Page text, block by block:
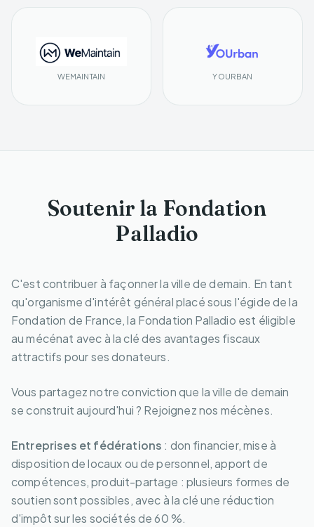
WEMAINTAIN YOURBAN
Soutenir la Fondation
Palladio
C'est contribuer à façonner la ville de demain. En tant
qu'organisme d'intérêt général placé sous l'égide de la
Fondation de France, la Fondation Palladio est éligible
au mécénat avec à la clé des avantages fiscaux
attractifs pour ses donateurs.
Vous partagez notre conviction que la ville de demain
se construit aujourd'hui ? Rejoignez nos mécènes.
Entreprises et fédérations : don financier, mise à
disposition de locaux ou de personnel, apport de
compétences, produit-partage : plusieurs formes de
soutien sont possibles, avec à la clé une réduction
d'impôt sur les sociétés de 60 %.